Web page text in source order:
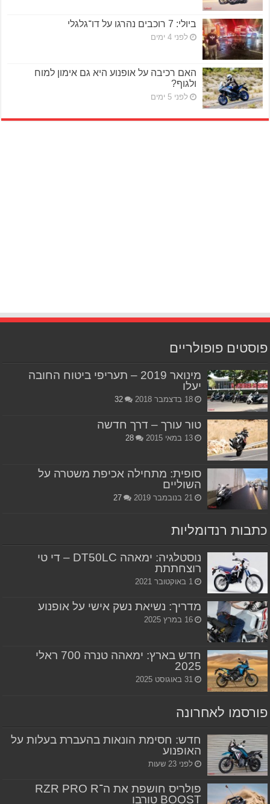
ביולי: 7 רוכבים נהרגו על דו־גלגלי
לפני 4 ימים
האם רכיבה על אופנוע היא גם אימון למוח
ולגוף?
לפני 5 ימים
פוסטים פופולריים
מינואר 2019 – תעריפי ביטוח החובה
יעלו
18 בדצמבר 2018 32
טור עורך – דרך חדשה
13 במאי 2015 28
סופית: מתחילה אכיפת משטרה על
השוליים
21 בנובמבר 2019 27
כתבות רנדומליות
נוסטלגיה: ימאהה DT50LC – די טי
רוצחתתת
1 באוקטובר 2021
מדריך: נשיאת נשק אישי על אופנוע
16 במרץ 2025
חדש בארץ: ימאהה טנרה 700 ראלי
2025
31 באוגוסט 2025
פורסמו לאחרונה
חדש: חסימת הונאות בהעברת בעלות על
האופנוע
לפני 23 שעות
פולריס חושפת את ה־RZR PRO R
BOOST טורבו